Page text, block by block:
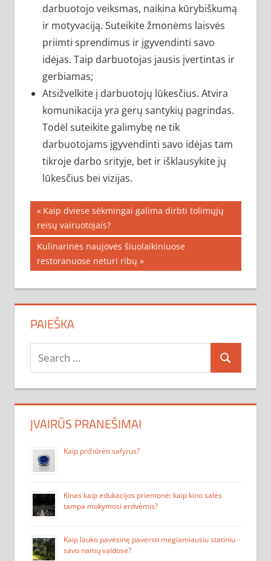
darbuotojo veiksmas, naikina kūrybiškumą
ir motyvaciją. Suteikite žmonėms laisvės
priimti sprendimus ir įgyvendinti savo
idėjas. Taip darbuotojas jausis įvertintas ir
gerbiamas;
Atsižvelkite į darbuotojų lūkesčius. Atvira
komunikacija yra gerų santykių pagrindas.
Todėl suteikite galimybę ne tik
darbuotojams įgyvendinti savo idėjas tam
tikroje darbo srityje, bet ir išklausykite jų
lūkesčius bei vizijas.
Navigacija
tarp
įrašų
Previous
Post:
Kaip dviese sėkmingai galima dirbti tolimųjų
reisų vairuotojais?
Next
Post:
Kulinarinės naujovės šiuolaikiniuose
restoranuose neturi ribų
PAIEŠKA
Search
for:
Search
ĮVAIRŪS PRANEŠIMAI
Kaip prižiūrėti safyrus?
Kinas kaip edukacijos priemonė: kaip kino salės
tampa mokymosi erdvėmis?
Kaip lauko pavėsinę paversti mėgiamiausiu statiniu
savo namų valdose?